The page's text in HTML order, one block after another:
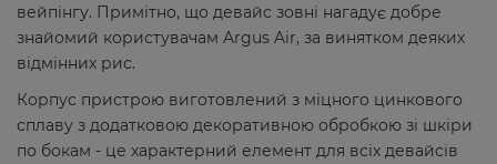
вейпінгу. Примітно, що девайс зовні нагадує добре
знайомий користувачам Argus Air, за винятком деяких
відмінних рис.
Корпус пристрою виготовлений з міцного цинкового
сплаву з додатковою декоративною обробкою зі шкіри
по бокам - це характерний елемент для всіх девайсів